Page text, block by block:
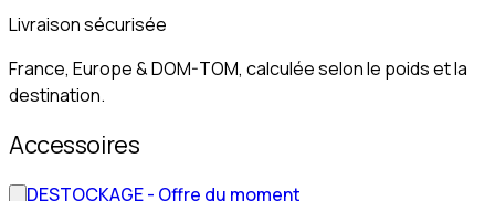
Livraison sécurisée
France, Europe & DOM-TOM, calculée selon le poids et la
destination.
Accessoires
DESTOCKAGE - Offre du moment